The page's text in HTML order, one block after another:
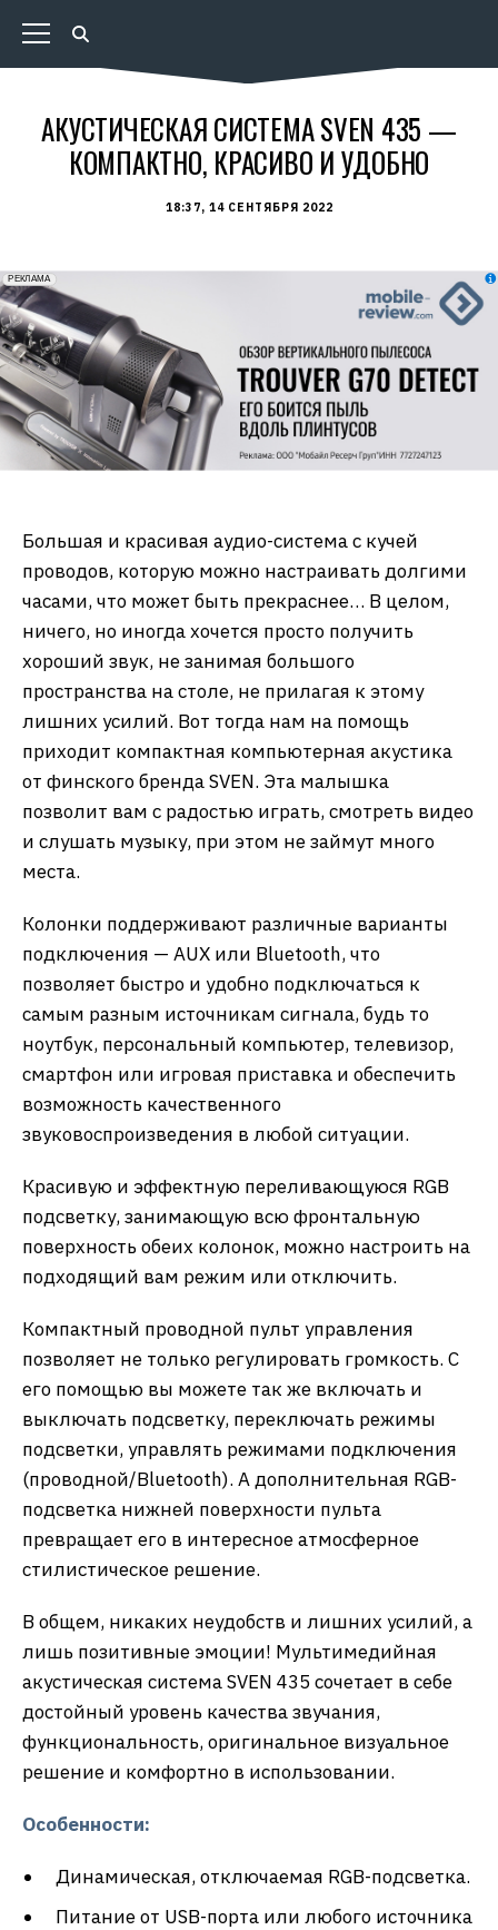
АКУСТИЧЕСКАЯ СИСТЕМА SVEN 435 —
КОМПАКТНО, КРАСИВО И УДОБНО
18:37, 14 СЕНТЯБРЯ 2022
erid: 2VfnxxmNzs5
РЕКЛАМА
Большая и красивая аудио-система с кучей
проводов, которую можно настраивать долгими
часами, что может быть прекраснее… В целом,
ничего, но иногда хочется просто получить
хороший звук, не занимая большого
пространства на столе, не прилагая к этому
лишних усилий. Вот тогда нам на помощь
приходит компактная компьютерная акустика
от финского бренда SVEN. Эта малышка
позволит вам с радостью играть, смотреть видео
и слушать музыку, при этом не займут много
места.
Колонки поддерживают различные варианты
подключения — AUX или Bluetooth, что
позволяет быстро и удобно подключаться к
самым разным источникам сигнала, будь то
ноутбук, персональный компьютер, телевизор,
смартфон или игровая приставка и обеспечить
возможность качественного
звуковоспроизведения в любой ситуации.
Красивую и эффектную переливающуюся RGB
подсветку, занимающую всю фронтальную
поверхность обеих колонок, можно настроить на
подходящий вам режим или отключить.
Компактный проводной пульт управления
позволяет не только регулировать громкость. С
его помощью вы можете так же включать и
выключать подсветку, переключать режимы
подсветки, управлять режимами подключения
(проводной/Bluetooth). А дополнительная RGB-
подсветка нижней поверхности пульта
превращает его в интересное атмосферное
стилистическое решение.
В общем, никаких неудобств и лишних усилий, а
лишь позитивные эмоции! Мультимедийная
акустическая система SVEN 435 сочетает в себе
достойный уровень качества звучания,
функциональность, оригинальное визуальное
решение и комфортно в использовании.
Особенности:
Динамическая, отключаемая RGB-подсветка.
Питание от USB-порта или любого источника